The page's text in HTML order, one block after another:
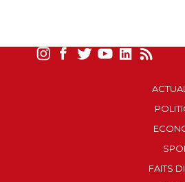
FAITS